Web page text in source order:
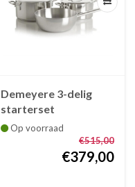
Demeyere 3-delig
starterset
kookpotten en
sauteuse Apollo 7
Op voorraad
€515,00
€379,00